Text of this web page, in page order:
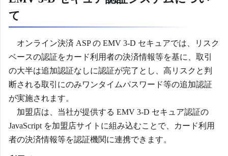
て
オンライン決済 ASP の EMV 3-D セキュアでは、リスク
ベースの認証をカード利用者の決済情報等を基に、取引
の大半は追加認証なしに認証が完了とし、高リスクと判
断される取引にのみワンタイムパスワード等の追加認証
が実施されます。
加盟店は、当社が提供する EMV 3-D セキュア認証の
JavaScript を加盟店サイトに組み込むことで、カード利用
者の決済情報等を認証機関に連携できます。